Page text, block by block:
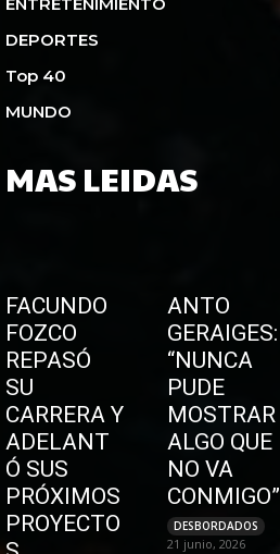
DEPORTES
Top 40
MUNDO
MAS LEIDAS
FACUNDO
FOZCO
REPASÓ
SU
CARRERA Y
ADELANT
Ó SUS
PRÓXIMOS
PROYECTO
ANTO
GERAIGES:
“NUNCA
PUDE
MOSTRAR
ALGO QUE
NO VA
CONMIGO”
DESBORDADOS
21 junio, 2026